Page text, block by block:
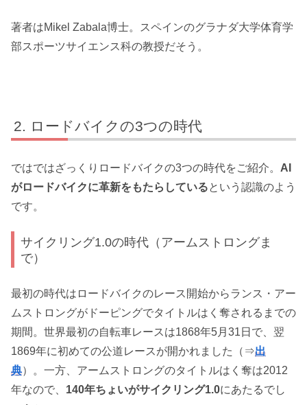
著者はMikel Zabala博士。スペインのグラナダ大学体育学
部スポーツサイエンス科の教授だそう。
ロードバイクの3つの時代
ではではざっくりロードバイクの3つの時代をご紹介。 AI
がロードバイクに革新をもたらしているという認識のよう
です。
サイクリング1.0の時代（アームストロングま
で）
最初の時代はロードバイクのレース開始からランス・アー
ムストロングがドーピングでタイトルはく奪されるまでの
期間。世界最初の自転車レースは1868年5月31日で、翌
1869年に初めての公道レースが開かれました（⇒出
典）。一方、アームストロングのタイトルはく奪は2012
年なので、 140年ちょいがサイクリング1.0にあたるでし